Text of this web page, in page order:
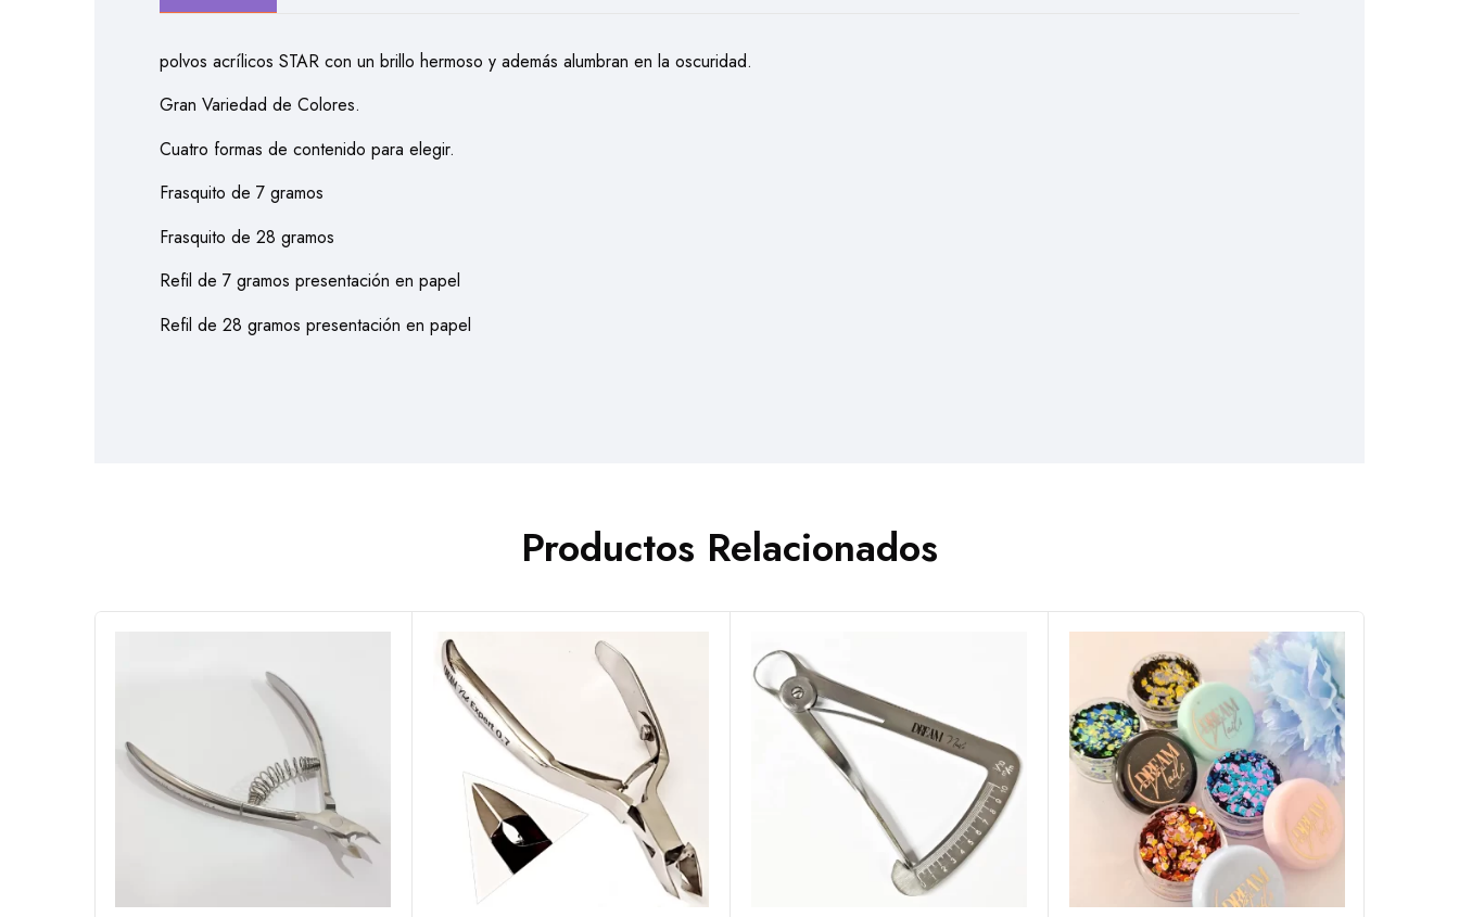
polvos acrílicos STAR con un brillo hermoso y además alumbran en la oscuridad.
Gran Variedad de Colores.
Cuatro formas de contenido para elegir.
Frasquito de 7 gramos
Frasquito de 28 gramos
Refil de 7 gramos presentación en papel
Refil de 28 gramos presentación en papel
Productos Relacionados